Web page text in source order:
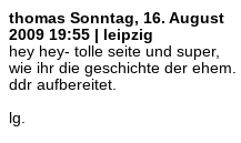
thomas Sonntag, 16. August
2009 19:55 | leipzig
hey hey- tolle seite und super,
wie ihr die geschichte der ehem.
ddr aufbereitet.
lg.